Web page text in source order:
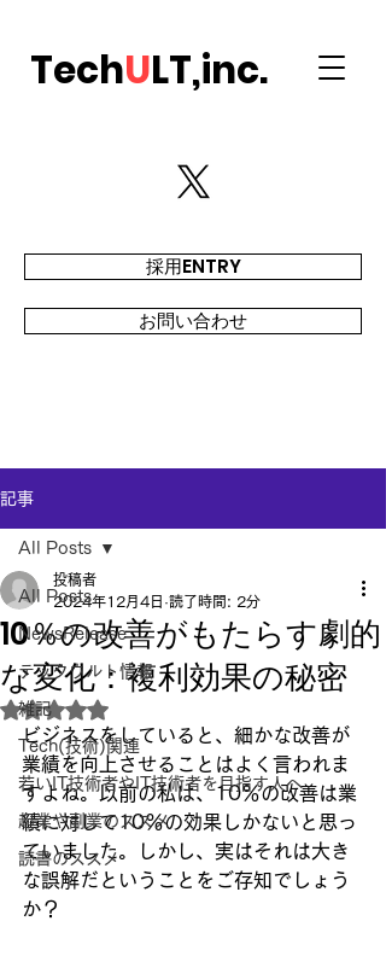
TechULT,inc.
採用ENTRY
お問い合わせ
記事
All Posts
NewsRelease
テックウルト情報
雑記
Tech(技術)関連
若いIT技術者やIT技術者を目指す人へ
起業や副業のススメ
読書のススメ
All Posts
10％の改善がもたらす劇的
な変化：複利効果の秘密
投稿者
2024年12月4日 読了時間: 2分
5つ星のうちNaNと評価されています。
ビジネスをしていると、細かな改善が
業績を向上させることはよく言われま
すよね。以前の私は、10％の改善は業
績に対して10％の効果しかないと思っ
ていました。しかし、実はそれは大き
な誤解だということをご存知でしょう
か？